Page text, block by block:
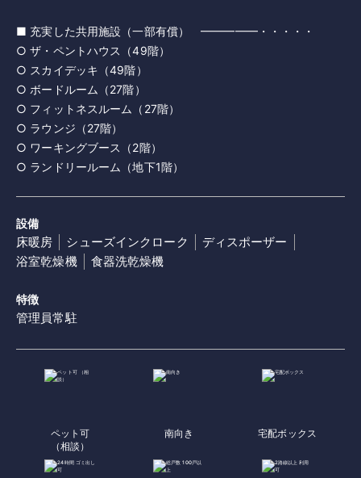
■ 充実した共用施設（一部有償） ━━━━━・・・・・
○ ザ・ペントハウス（49階）
○ スカイデッキ（49階）
○ ボードルーム（27階）
○ フィットネスルーム（27階）
○ ラウンジ（27階）
○ ワーキングブース（2階）
○ ランドリールーム（地下1階）
設備
床暖房 シューズインクローク
ディスポーザー
浴室乾燥機
食器洗乾燥機
特徴
管理員常駐
ペット可
（相談）
南向き 宅配ボックス